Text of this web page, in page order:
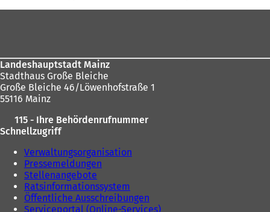
befinden
Landeshauptstadt Mainz
Stadthaus Große Bleiche
Große Bleiche 46/Löwenhofstraße 1
55116 Mainz
115 - Ihre Behördenrufnummer
Schnellzugriff
Verwaltungsorganisation
Pressemeldungen
Stellenangebote
Ratsinformationssystem
Öffentliche Ausschreibungen
Serviceportal (Online-Services)